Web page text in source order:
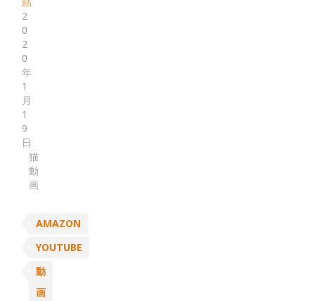
2
0
2
0
年
1
月
1
9
日
猫
動
画
AMAZON
YOUTUBE
動
画